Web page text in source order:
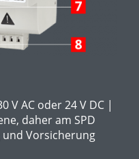
V AC oder 24 V DC |
daher am SPD
Vorsicherung